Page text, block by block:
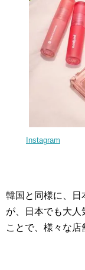
Instagram
韓国と同様に、日
が、日本でも大人
ことで、様々な店